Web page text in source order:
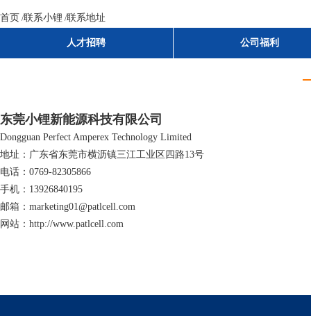
首页 /联系小锂 /联系地址
人才招聘 公司福利
东莞小锂新能源科技有限公司
Dongguan Perfect Amperex Technology Limited
地址：广东省东莞市横沥镇三江工业区四路13号
电话：0769-82305866
手机：13926840195
邮箱：marketing01@patlcell.com
网站：http://www.patlcell.com